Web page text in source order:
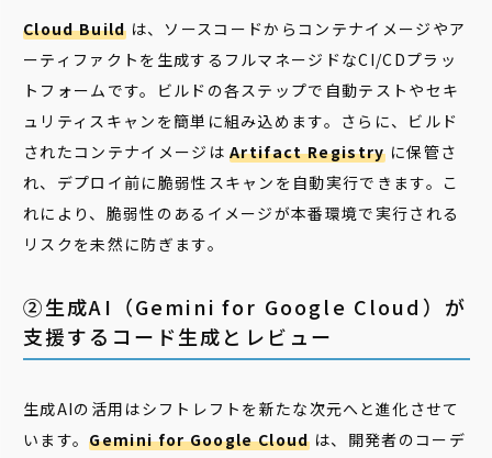
Cloud Buildは、ソースコードからコンテナイメージやア
ーティファクトを生成するフルマネージドなCI/CDプラッ
トフォームです。ビルドの各ステップで自動テストやセキ
ュリティスキャンを簡単に組み込めます。さらに、ビルド
されたコンテナイメージはArtifact Registryに保管さ
れ、デプロイ前に脆弱性スキャンを自動実行できます。こ
れにより、脆弱性のあるイメージが本番環境で実行される
リスクを未然に防ぎます。
②生成AI（Gemini for Google Cloud）が
支援するコード生成とレビュー
生成AIの活用はシフトレフトを新たな次元へと進化させて
います。Gemini for Google Cloudは、開発者のコーデ